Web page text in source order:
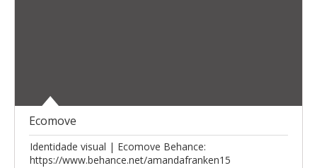
Ecomove
Identidade visual | Ecomove Behance:
https://www.behance.net/amandafranken15